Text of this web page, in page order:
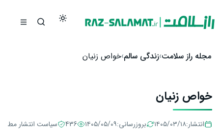
مجله راز سلامت زندگی سالم خواص زنیان
خواص زنیان
انتشار:۱۴۰۵/۰۳/۱۸ بروزرسانی:۱۴۰۵/۰۵/۰۹ 436 سیاست انتشار